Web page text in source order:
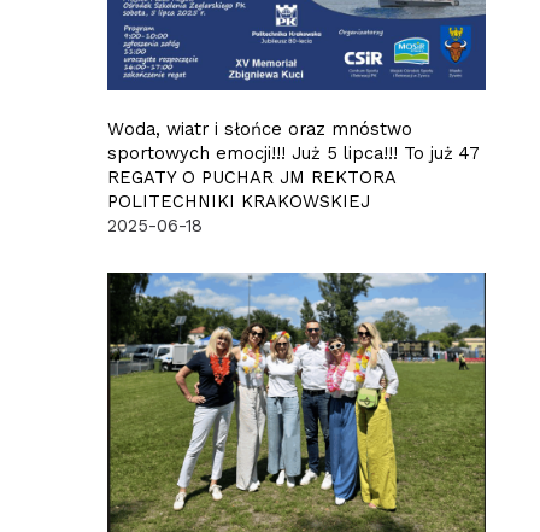
Woda, wiatr i słońce oraz mnóstwo
sportowych emocji!!! Już 5 lipca!!! To już 47
REGATY O PUCHAR JM REKTORA
POLITECHNIKI KRAKOWSKIEJ
2025-06-18